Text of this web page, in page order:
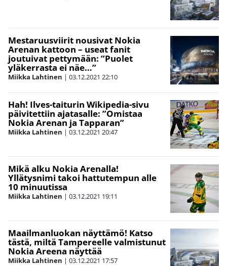
Mestaruusviirit nousivat Nokia
Arenan kattoon – useat fanit
joutuivat pettymään: ”Puolet
yläkerrasta ei näe…”
Miikka Lahtinen | 03.12.2021 22:10
Hah! Ilves-taiturin Wikipedia-sivu
päivitettiin ajatasalle: ”Omistaa
Nokia Arenan ja Tapparan”
Miikka Lahtinen | 03.12.2021 20:47
Mikä alku Nokia Arenalla!
Yllätysnimi takoi hattutempun alle
10 minuutissa
Miikka Lahtinen | 03.12.2021 19:11
Maailmanluokan näyttämö! Katso
tästä, miltä Tampereelle valmistunut
Nokia Areena näyttää
Miikka Lahtinen | 03.12.2021 17:57